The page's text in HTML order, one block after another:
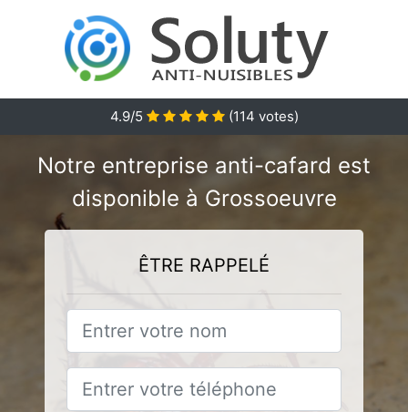
4.9/5 (114 votes)
Notre entreprise anti-cafard est
disponible à Grossoeuvre
ÊTRE RAPPELÉ